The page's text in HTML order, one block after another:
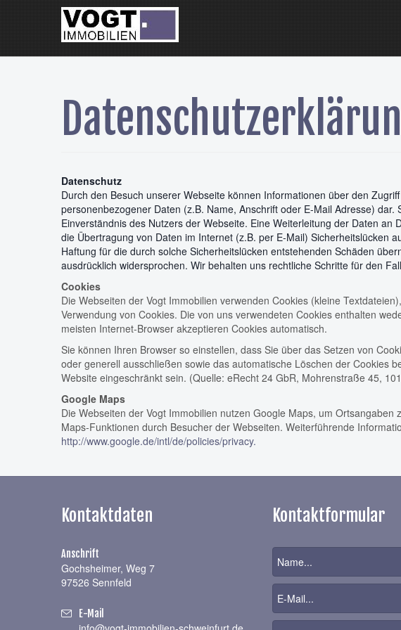
Datenschutz
Durch den Besuch unserer Webseite können Informationen über den
personenbezogener Daten (z.B. Name, Anschrift oder E-Mail Adresse)
Einverständnis des Nutzers der Webseite. Eine Weiterleitung der Daten
die Übertragung von Daten im Internet (z.B. per E-Mail) Sicherheitslücken
Haftung für die durch solche Sicherheitslücken entstehenden Schäden
ausdrücklich widersprochen. Wir behalten uns rechtliche Schritte für den
Cookies
Die Webseiten der Vogt Immobilien verwenden Cookies (kleine
Verwendung von Cookies. Die von uns verwendeten Cookies enthalten
meisten Internet-Browser akzeptieren Cookies automatisch.
Sie können Ihren Browser so einstellen, dass Sie über das Setzen von
oder generell ausschließen sowie das automatische Löschen der Cookies
Website eingeschränkt sein. (Quelle: eRecht 24 GbR, Mohrenstraße 45,
Google Maps
Die Webseiten der Vogt Immobilien nutzen Google Maps, um
Maps-Funktionen durch Besucher der Webseiten. Weiterführende
http://www.google.de/intl/de/policies/privacy.
Kontaktdaten
Anschrift
Gochsheimer, Weg 7
97526 Sennfeld
E-Mail
Kontaktformular